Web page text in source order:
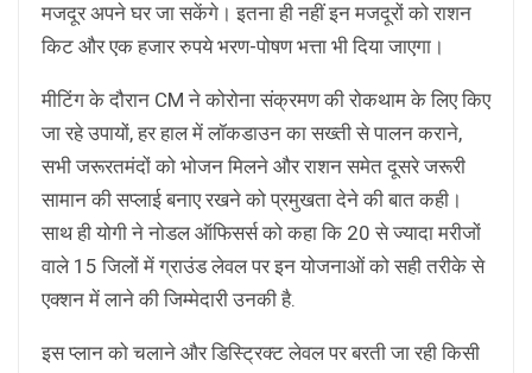
मजदूर अपने घर जा सकेंगे। इतना ही नहीं इन मजदूरों को राशन
किट और एक हजार रुपये भरण-पोषण भत्ता भी दिया जाएगा।
मीटिंग के दौरान CM ने कोरोना संक्रमण की रोकथाम के लिए किए
जा रहे उपायों, हर हाल में लॉकडाउन का सख्ती से पालन कराने,
सभी जरूरतमंदों को भोजन मिलने और राशन समेत दूसरे जरूरी
सामान की सप्लाई बनाए रखने को प्रमुखता देने की बात कही।
साथ ही योगी ने नोडल ऑफिसर्स को कहा कि 20 से ज्यादा मरीजों
वाले 15 जिलों में ग्राउंड लेवल पर इन योजनाओं को सही तरीके से
एक्शन में लाने की जिम्मेदारी उनकी है.
इस प्लान को चलाने और डिस्ट्रिक्ट लेवल पर बरती जा रही किसी